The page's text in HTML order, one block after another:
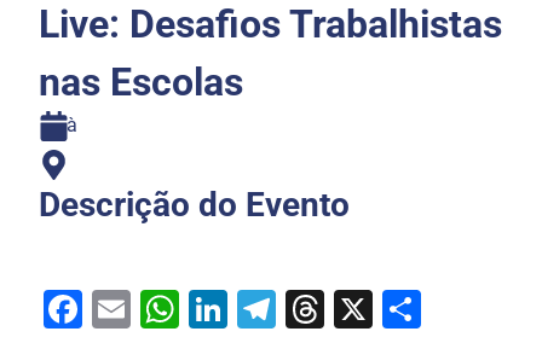
Live: Desafios Trabalhistas
nas Escolas
à
Descrição do Evento
Facebook
EmailWhatsApp
LinkedIn
Telegram
Threads
X